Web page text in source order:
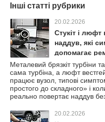
Інші статті рубрики
20.02.2026
Стукіт і люфт
наддув, які
допомагає
Металевий брязкіт турбіни
сама турбіна, а люфт
працює вузол, типові
простого до складного» і
реально повертає наддув
20.02.2026